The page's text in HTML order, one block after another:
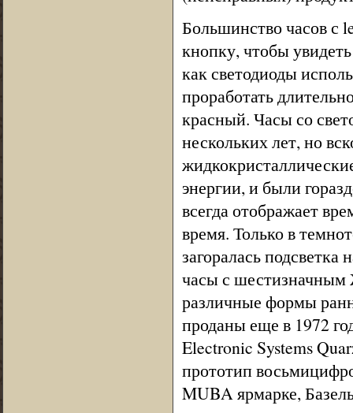
Большинство часов с
кнопку, чтобы
как светодиоды
проработать
красный. Часы со
нескольких лет, но
энергии, и были
всегда отображает
время. Только в
загоралась
часы с шестизначным
различные формы
проданы еще в 1972
Electronic Systems
прототип
MUBA ярмарке,